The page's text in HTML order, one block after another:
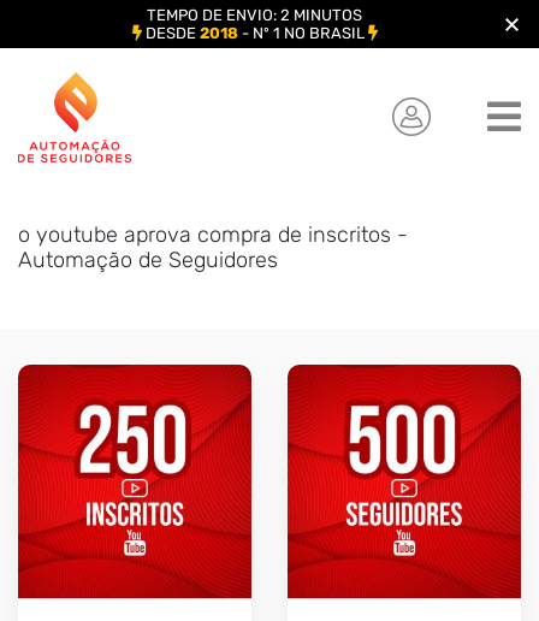
content
o youtube aprova compra de inscritos -
Automação de Seguidores
TEMPO DE ENVIO: 2 MINUTOS
DESDE 2018- Nº 1 NO BRASIL